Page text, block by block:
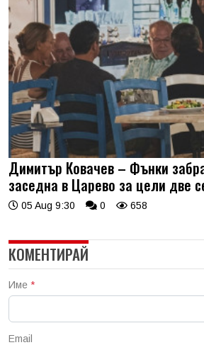
Димитър Ковачев – Фънки
заседна в Царево за цели две
05 Aug 9:30 0 658
КОМЕНТИРАЙ
Име *
Email